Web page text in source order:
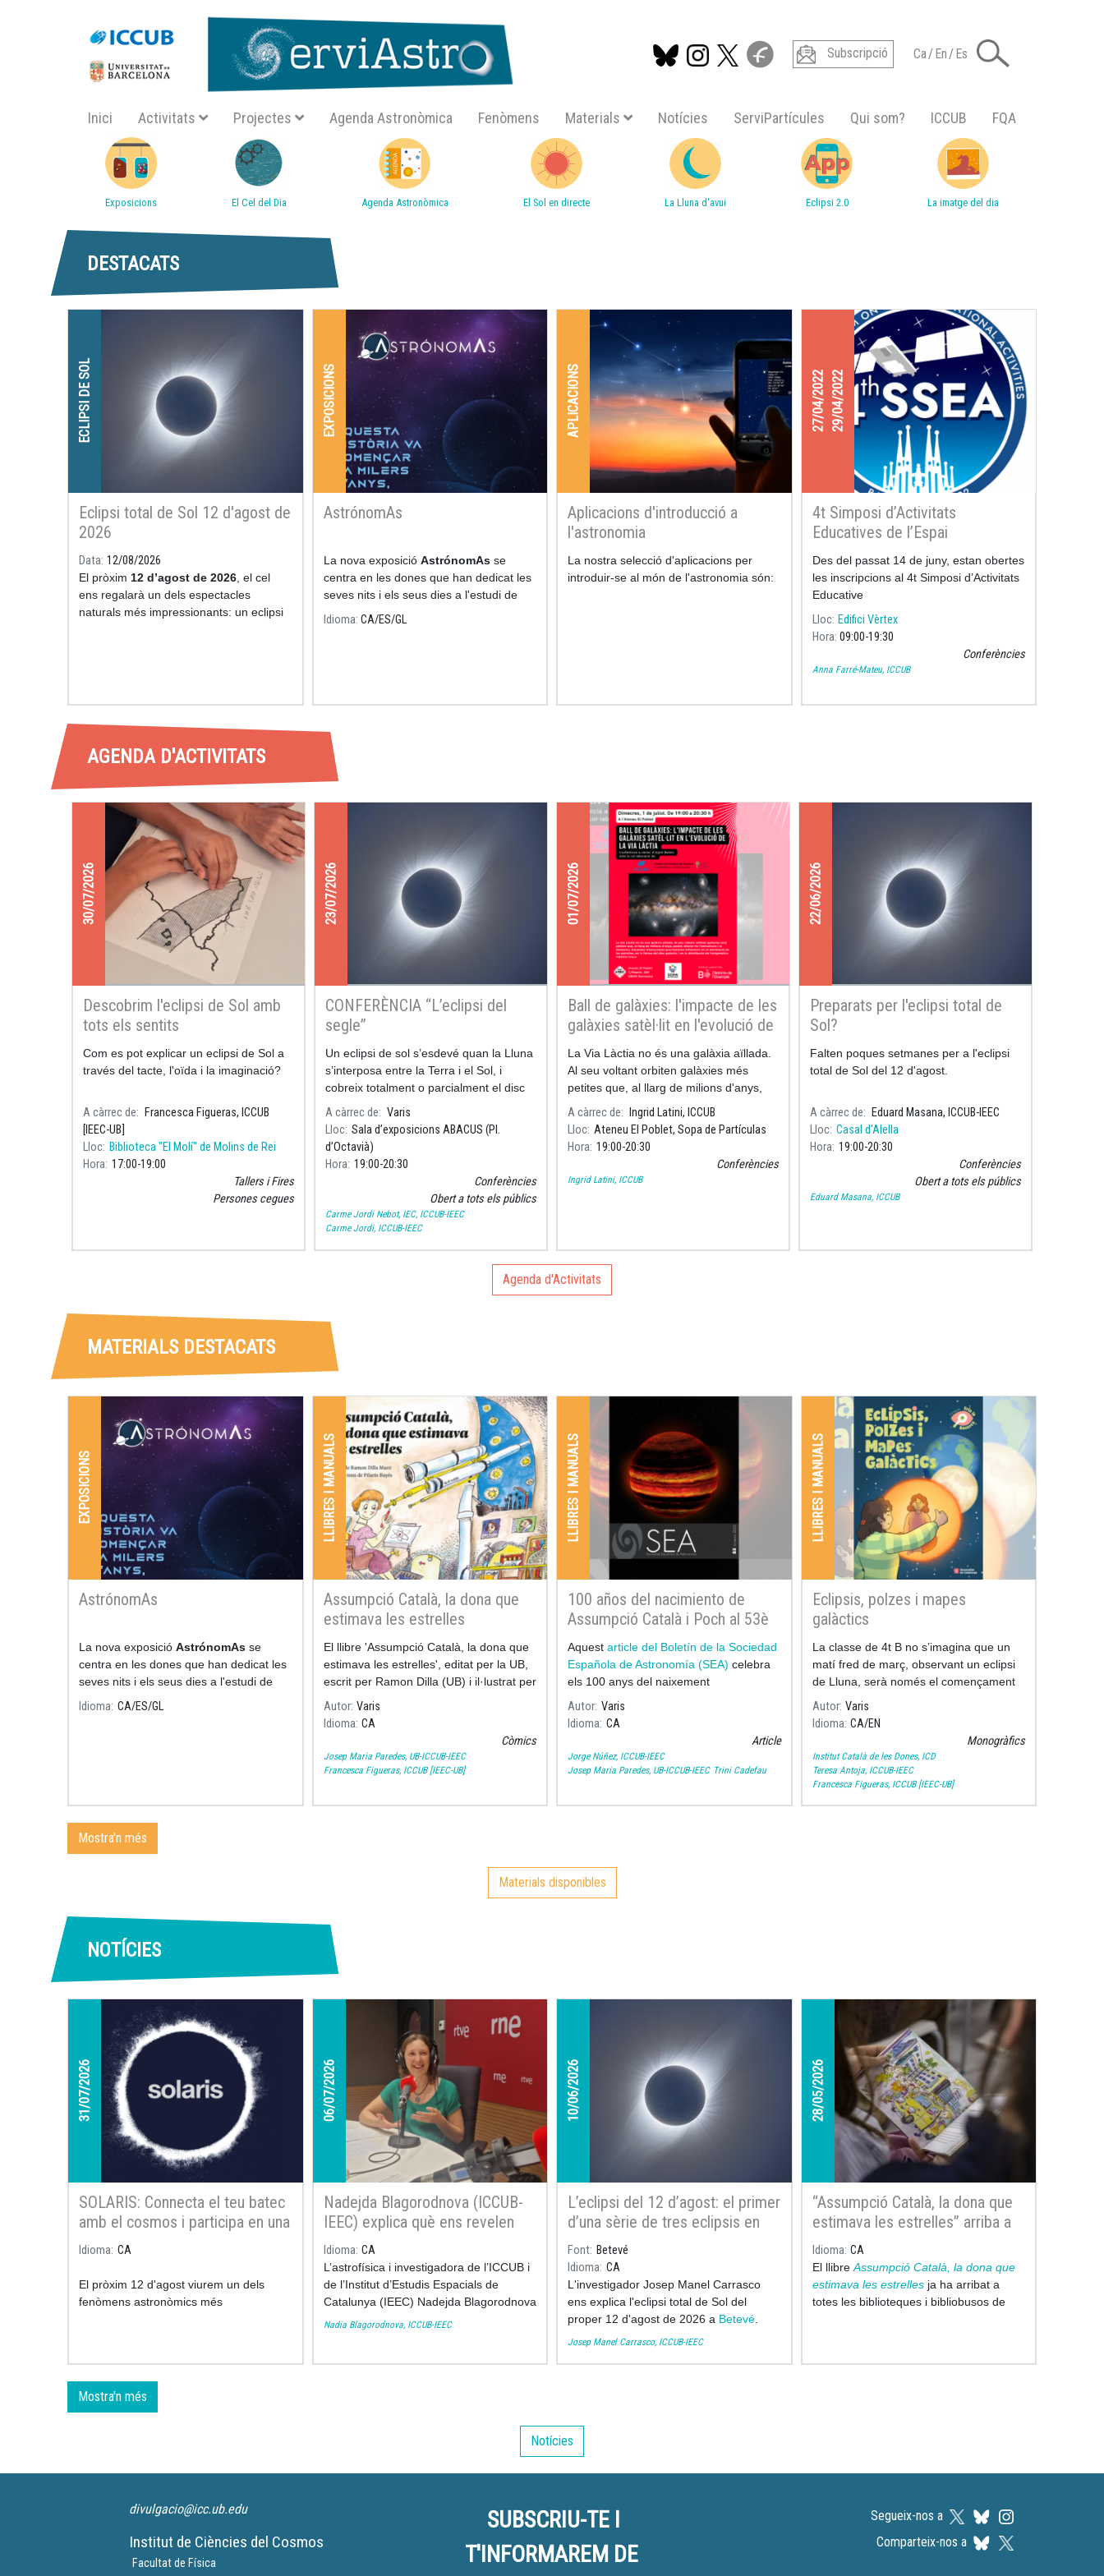
Vés
contingut
Subscripció Ca/En/Es
Navegació principal SA
Inici Activitats Projectes Agenda Astronòmica Fenòmens Materials Notícies ServiPartícules Qui som? ICCUB FQA
Accessos directes
Exposicions El Cel del Dia Agenda Astronòmica El Sol en directe La Lluna d'avui Eclipsi 2.0 La imatge del dia
DESTACATS
ECLIPSI DE SOL
Eclipsi total de Sol 12 d'agost de
2026
Data 12/08/2026
El pròxim 12 d’agost de 2026 , el cel
ens regalarà un dels espectacles
naturals més impressionants: un eclipsi
EXPOSICIONS
AstrónomAs
La nova exposició AstrónomAsse
centra en les dones que han dedicat les
seves nits i els seus dies a l'estudi de
l'astronomia.
Idioma CA ES GL
APLICACIONS
Aplicacions d'introducció a
l'astronomia
La nostra selecció d'aplicacions per
introduir-se al món de l'astronomia són:
27/04/202229/04/2022
4t Simposi d’Activitats
Educatives de l’Espai
Des del passat 14 de juny, estan obertes
les inscripcions al 4t Simposi d’Activitats
Educative
Lloc Edifici Vèrtex
Hora 09:00 19:30
Conferències
Anna Farré-Mateu, ICCUB
AGENDA D'ACTIVITATS
30/07/2026
Descobrim l'eclipsi de Sol amb
tots els sentits
Com es pot explicar un eclipsi de Sol a
través del tacte, l'oïda i la imaginació?
A càrrec de
Francesca Figueras, ICCUB
[IEEC-UB]
Lloc Biblioteca "El Molí" de Molins de Rei
Hora 17:00 19:00
Tallers i Fires
Persones cegues
23/07/2026
CONFERÈNCIA “L’eclipsi del
segle”
Un eclipsi de sol s’esdevé quan la Lluna
s’interposa entre la Terra i el Sol, i
cobreix totalment o parcialment el disc
solar.
A càrrec de
Varis
Lloc Sala d’exposicions ABACUS (Pl.
d’Octavià)
Hora 19:00 20:30
Conferències
Obert a tots els públics
Carme Jordi Nebot, IEC, ICCUB-IEEC
Carme Jordi, ICCUB-IEEC
01/07/2026
Ball de galàxies: l'impacte de les
galàxies satèl·lit en l'evolució de
la Via Làctia
La Via Làctia no és una galàxia aïllada.
Al seu voltant orbiten galàxies més
petites que, al llarg de milions d'anys,
poden alterar-ne l'estructura i la
dinàmica.
A càrrec de
Ingrid Latini, ICCUB
Lloc Ateneu El Poblet, Sopa de Partículas
Hora 19:00 20:30
Conferències
Ingrid Latini, ICCUB
22/06/2026
Preparats per l'eclipsi total de
Sol?
Falten poques setmanes per a l'eclipsi
total de Sol del 12 d'agost.
A càrrec de
Eduard Masana, ICCUB-IEEC
Lloc Casal d'Alella
Hora 19:00 20:30
Conferències
Obert a tots els públics
Eduard Masana, ICCUB
Agenda d'Activitats
MATERIALS DESTACATS
EXPOSICIONS
AstrónomAs
La nova exposició AstrónomAs se
centra en les dones que han dedicat les
seves nits i els seus dies a l'estudi de
l'astronomia.
Idioma CA ES GL
LLIBRES I MANUALS
Assumpció Català, la dona que
estimava les estrelles
El llibre 'Assumpció Català, la dona que
estimava les estrelles', editat per la UB,
escrit per Ramon Dilla (UB) i il·lustrat per
Pilarín Bayés, recull els moments més
significatius de la vida i la
Autor Varis
Idioma CA
Còmics
Josep Maria Paredes, UB-ICCUB-IEEC
Francesca Figueras, ICCUB [IEEC-UB]
LLIBRES I MANUALS
100 años del nacimiento de
Assumpció Català i Poch al 53è
Boletín de la Sociedad Española
de Astronomía
Aquest article del Boletín de la Sociedad
Española de Astronomía (SEA) celebra
els 100 anys del naixement
Autor Varis
Idioma CA
Article
Jorge Núñez, ICCUB-IEEC
Josep Maria Paredes, UB-ICCUB-IEEC Trini Cadefau
LLIBRES I MANUALS
Eclipsis, polzes i mapes
galàctics
La classe de 4t B no s’imagina que un
matí fred de març, observant un eclipsi
de Lluna, serà només el començament
d’un viatge fascinant.
Autor Varis
Idioma CA EN
Monogràfics
Institut Català de les Dones, ICD
Teresa Antoja, ICCUB-IEEC
Francesca Figueras, ICCUB [IEEC-UB]
Mostra'n més
Materials disponibles
NOTÍCIES
31/07/2026
SOLARIS: Connecta el teu batec
amb el cosmos i participa en una
recerca única
Idioma CA
El pròxim 12 d'agost viurem un dels
fenòmens astronòmics més
davant d’aquest fenomen únic.
06/07/2026
Nadejda Blagorodnova (ICCUB-
IEEC) explica què ens revelen
les estrelles sobre l’Univers al
Diga-li ciència de Ràdio 4
Idioma CA
L’astrofísica i investigadora de l’ICCUB i
de l’Institut d’Estudis Espacials de
Catalunya (IEEC) Nadejda Blagorodnova
participa al programaDiga-li ciència
Nadia Blagorodnova, ICCUB-IEEC
10/06/2026
L’eclipsi del 12 d’agost: el primer
d’una sèrie de tres eclipsis en
dos anys
Font Betevé
Idioma CA
L'investigador Josep Manel Carrasco
ens explica l'eclipsi total de Sol del
proper 12 d'agost de 2026 a Betevé
Josep Manel Carrasco, ICCUB-IEEC
28/05/2026
“Assumpció Català, la dona que
estimava les estrelles” arriba a
totes les biblioteques de
Catalunya
Idioma CA
El llibre Assumpció Català, la dona que
estimava les estrellesja ha arribat a
totes les biblioteques i bibliobusos de
Mostra'n més
Notícies
divulgacio@icc.ub.edu
Institut de Ciències del Cosmos
Facultat de Física
SUBSCRIU-TE I
T'INFORMAREM DE
Segueix-nos a
Comparteix-nos a